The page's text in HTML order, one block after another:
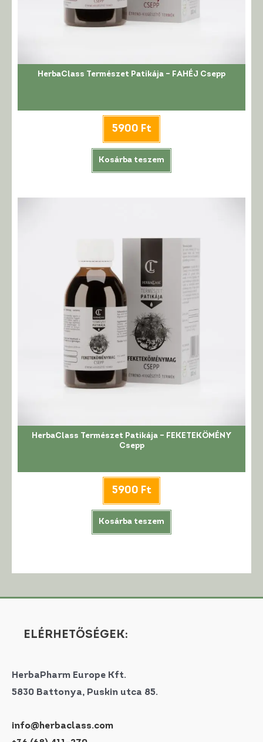
HerbaClass Természet Patikája – FAHÉJ Csepp
5900 Ft
Kosárba teszem
HerbaClass Természet Patikája – FEKETEKÖMÉNY
Csepp
5900 Ft
Kosárba teszem
ELÉRHETŐSÉGEK:
HerbaPharm Europe Kft.
5830 Battonya, Puskin utca 85.
info@herbaclass.com